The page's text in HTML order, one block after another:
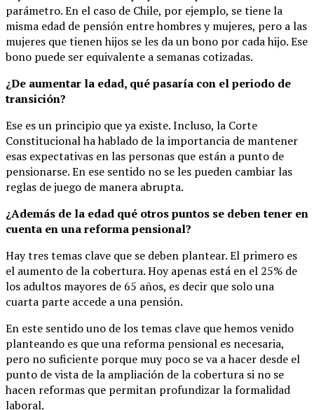
parámetro. En el caso de Chile, por ejemplo, se tiene la
misma edad de pensión entre hombres y mujeres, pero a las
mujeres que tienen hijos se les da un bono por cada hijo. Ese
bono puede ser equivalente a semanas cotizadas.
¿De aumentar la edad, qué pasaría con el periodo de
transición?
Ese es un principio que ya existe. Incluso, la Corte
Constitucional ha hablado de la importancia de mantener
esas expectativas en las personas que están a punto de
pensionarse. En ese sentido no se les pueden cambiar las
reglas de juego de manera abrupta.
¿Además de la edad qué otros puntos se deben tener en
cuenta en una reforma pensional?
Hay tres temas clave que se deben plantear. El primero es
el aumento de la cobertura. Hoy apenas está en el 25% de
los adultos mayores de 65 años, es decir que solo una
cuarta parte accede a una pensión.
En este sentido uno de los temas clave que hemos venido
planteando es que una reforma pensional es necesaria,
pero no suficiente porque muy poco se va a hacer desde el
punto de vista de la ampliación de la cobertura si no se
hacen reformas que permitan profundizar la formalidad
laboral.